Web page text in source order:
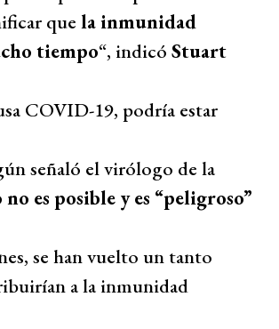
que la inmunidad
tiempo“, indicó Stuart
COVID-19, podría estar
señaló el virólogo de la
no es posible y es “peligroso”
se han vuelto un tanto
a la inmunidad